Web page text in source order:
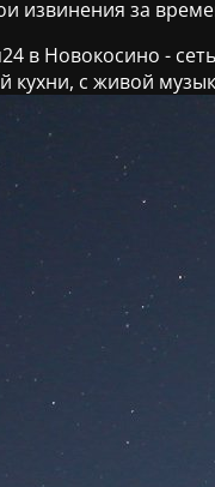
извинения за
в Новокосино -
кухни, с живой